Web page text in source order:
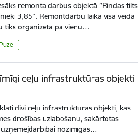
remonta darbus objektā ”Rindas tilts
3,85”. Remontdarbu laikā visa veida
tiks organizēta pa vienu…
Puze
ceļu infrastruktūras objekti
divi ceļu infrastruktūras objekti, kas
drošības uzlabošanu, sakārtotas
nozīmīgas…